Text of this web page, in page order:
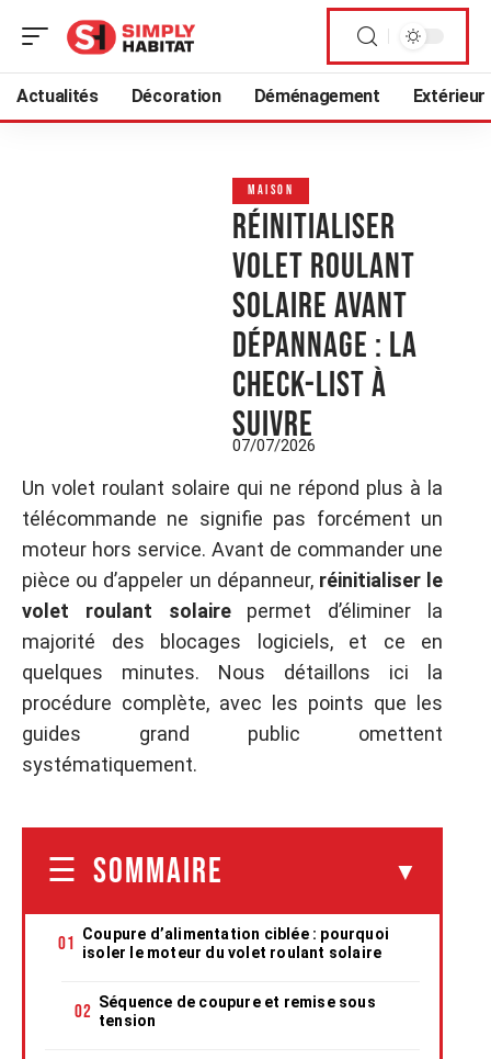
Actualités Décoration Déménagement Extérieur
MAISON
Réinitialiser
volet roulant
solaire avant
dépannage : la
check-list à
suivre
07/07/2026
Un volet roulant solaire qui ne répond plus à la
télécommande ne signifie pas forcément un
moteur hors service. Avant de commander une
pièce ou d’appeler un dépanneur, réinitialiser le
volet roulant solairepermet d’éliminer la
majorité des blocages logiciels, et ce en
quelques minutes. Nous détaillons ici la
procédure complète, avec les points que les
guides grand public omettent
systématiquement.
SOMMAIRE
Coupure d’alimentation ciblée : pourquoi
isoler le moteur du volet roulant solaire
Séquence de coupure et remise sous
tension